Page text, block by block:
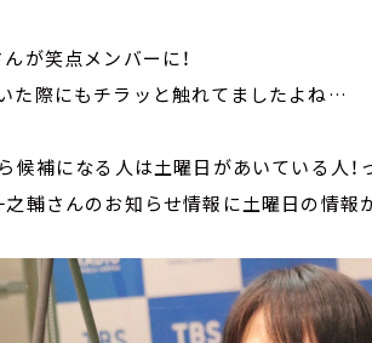
が笑点メンバーに！
た際にもチラッと触れてましたよね…
ら候補になる人は土曜日があいている人！
んのお知らせ情報に土曜日の情報